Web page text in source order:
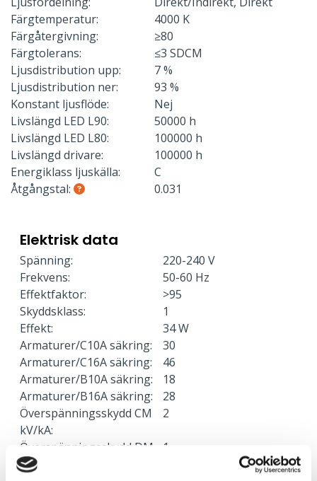
Färgtemperatur:
4000 K
Färgåtergivning:
≥80
Färgtolerans:
≤3 SDCM
Ljusdistribution upp:
7 %
Ljusdistribution ner:
93 %
Konstant ljusflöde:
Nej
Livslängd LED L90:
50000 h
Livslängd LED L80:
100000 h
Livslängd drivare:
100000 h
Energiklass ljuskälla:
C
Åtgångstal:
0.031
Elektrisk data
Spänning:
220-240 V
Frekvens:
50-60 Hz
Effektfaktor:
>95
Skyddsklass:
1
Effekt:
34 W
Armaturer/C10A säkring:
30
Armaturer/C16A säkring:
46
Armaturer/B10A säkring:
18
Armaturer/B16A säkring:
28
Överspänningsskydd CM
kV/kA:
2
Överspänningsskydd DM
kV/kA:
1